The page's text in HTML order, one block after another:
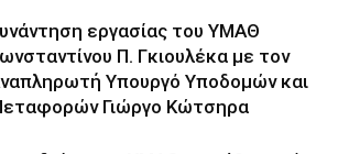
εργασίας του ΥΜΑΘ
Π. Γκιουλέκα με τον
Υπουργό Υποδομών και
Γιώργο Κώτσηρα